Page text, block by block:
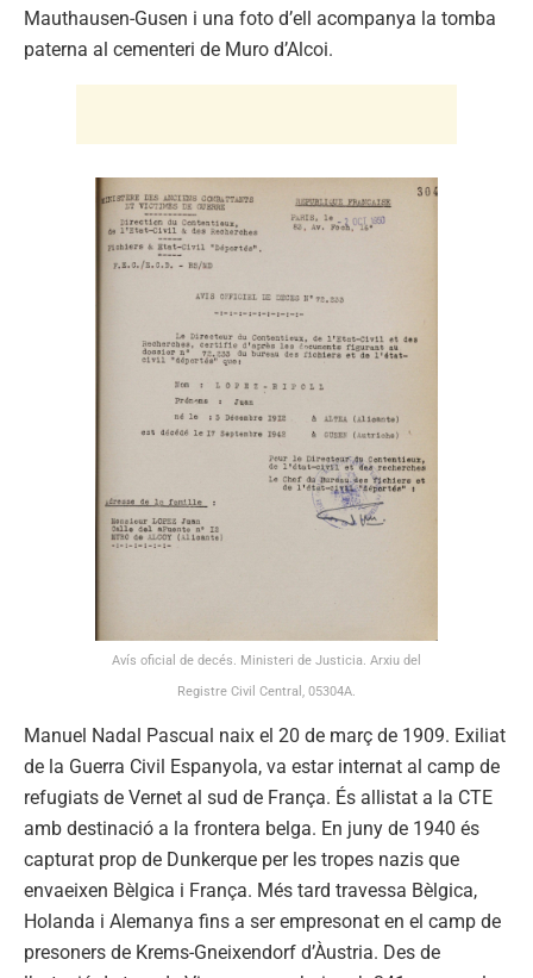
Mauthausen-Gusen i una foto d’ell acompanya la tomba
paterna al cementeri de Muro d’Alcoi.
Avís oficial de decés. Ministeri de Justicia. Arxiu del
Registre Civil Central, 05304A.
Manuel Nadal Pascual naix el 20 de març de 1909. Exiliat
de la Guerra Civil Espanyola, va estar internat al camp de
refugiats de Vernet al sud de França. És allistat a la CTE
amb destinació a la frontera belga. En juny de 1940 és
capturat prop de Dunkerque per les tropes nazis que
envaeixen Bèlgica i França. Més tard travessa Bèlgica,
Holanda i Alemanya fins a ser empresonat en el camp de
presoners de Krems-Gneixendorf d’Àustria. Des de